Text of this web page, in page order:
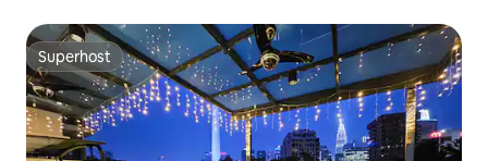
Superhost
Superhost